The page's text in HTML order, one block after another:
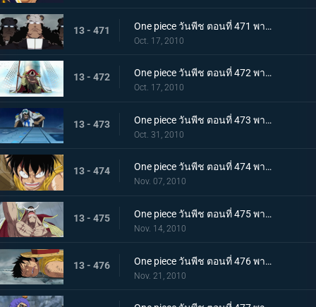
13 - 471 One piece วันพีช ตอนที่ 471 พากย์ไทย เริ่มแผนทำลายล้าง อาณุภาพของกองทัพแปซิฟิสต้า
Oct. 17, 2010
13 - 472 One piece วันพีช ตอนที่ 472 พากย์ไทย อุบายของอาคาอินุ! หนวดขาวติดกับเข้าแล้ว
Oct. 17, 2010
13 - 473 One piece วันพีช ตอนที่ 473 พากย์ไทย เริ่มใช้แผนกำแพงล้อม! กลุ่มโจรสลัดหนวดขาวจนมุม!!
Oct. 31, 2010
13 - 474 One piece วันพีช ตอนที่ 474 พากย์ไทย คำสั่งลงมือประหารออกมาแล้ว ถล่มกำแพงที่ล้อมเร็วเข้า!
Nov. 07, 2010
13 - 475 One piece วันพีช ตอนที่ 475 พากย์ไทย เข้าสู่ช่วงสุดท้าย! หมากพลิกสถานการณ์ของหนวดขาว
Nov. 14, 2010
13 - 476 One piece วันพีช ตอนที่ 476 พากย์ไทย ลูพี่หมดแรง! สงครามดุเดือดเหนือลานโอริส!!
Nov. 21, 2010